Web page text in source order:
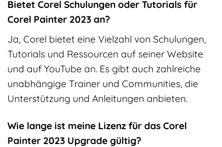
Bietet Corel Schulungen oder Tutorials für
Corel Painter 2023 an?
Ja, Corel bietet eine Vielzahl von Schulungen,
Tutorials und Ressourcen auf seiner Website
und auf YouTube an. Es gibt auch zahlreiche
unabhängige Trainer und Communities, die
Unterstützung und Anleitungen anbieten.
Wie lange ist meine Lizenz für das Corel
Painter 2023 Upgrade gültig?